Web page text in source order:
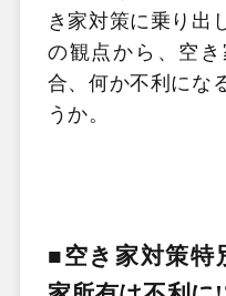
き家対策に乗り出
の観点から、空
合、何か不利にな
うか。
■空き家対策特